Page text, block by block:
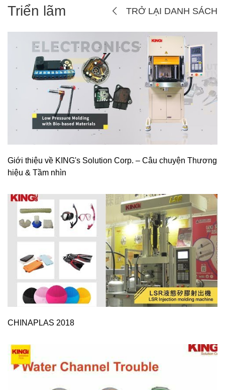
Triển lãm TRỞ LẠI DANH SÁCH
Giới thiệu về KING's Solution Corp. – Câu chuyện Thương
hiệu & Tầm nhìn
CHINAPLAS 2018